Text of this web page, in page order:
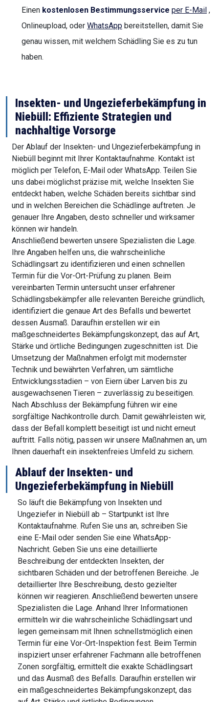
Einen kostenlosen Bestimmungsservice per E-Mail ,
Onlineupload, oder WhatsApp bereitstellen, damit Sie
genau wissen, mit welchem Schädling Sie es zu tun
haben.
Insekten- und Ungezieferbekämpfung in
Niebüll: Effiziente Strategien und
nachhaltige Vorsorge
Der Ablauf der Insekten- und Ungezieferbekämpfung in
Niebüll beginnt mit Ihrer Kontaktaufnahme. Kontakt ist
möglich per Telefon, E-Mail oder WhatsApp. Teilen Sie
uns dabei möglichst präzise mit, welche Insekten Sie
entdeckt haben, welche Schäden bereits sichtbar sind
und in welchen Bereichen die Schädlinge auftreten. Je
genauer Ihre Angaben, desto schneller und wirksamer
können wir handeln.
Anschließend bewerten unsere Spezialisten die Lage.
Ihre Angaben helfen uns, die wahrscheinliche
Schädlingsart zu identifizieren und einen schnellen
Termin für die Vor-Ort-Prüfung zu planen. Beim
vereinbarten Termin untersucht unser erfahrener
Schädlingsbekämpfer alle relevanten Bereiche gründlich,
identifiziert die genaue Art des Befalls und bewertet
dessen Ausmaß. Daraufhin erstellen wir ein
maßgeschneidertes Bekämpfungskonzept, das auf Art,
Stärke und örtliche Bedingungen zugeschnitten ist. Die
Umsetzung der Maßnahmen erfolgt mit modernster
Technik und bewährten Verfahren, um sämtliche
Entwicklungsstadien – von Eiern über Larven bis zu
ausgewachsenen Tieren – zuverlässig zu beseitigen.
Nach Abschluss der Bekämpfung führen wir eine
sorgfältige Nachkontrolle durch. Damit gewährleisten wir,
dass der Befall komplett beseitigt ist und nicht erneut
auftritt. Falls nötig, passen wir unsere Maßnahmen an, um
Ihnen dauerhaft ein insektenfreies Umfeld zu sichern.
Ablauf der Insekten- und
Ungezieferbekämpfung in Niebüll
So läuft die Bekämpfung von Insekten und
Ungeziefer in Niebüll ab – Startpunkt ist Ihre
Kontaktaufnahme. Rufen Sie uns an, schreiben Sie
eine E-Mail oder senden Sie eine WhatsApp-
Nachricht. Geben Sie uns eine detaillierte
Beschreibung der entdeckten Insekten, der
sichtbaren Schäden und der betroffenen Bereiche. Je
detaillierter Ihre Beschreibung, desto gezielter
können wir reagieren. Anschließend bewerten unsere
Spezialisten die Lage. Anhand Ihrer Informationen
ermitteln wir die wahrscheinliche Schädlingsart und
legen gemeinsam mit Ihnen schnellstmöglich einen
Termin für eine Vor-Ort-Inspektion fest. Beim Termin
inspiziert unser erfahrener Fachmann alle betroffenen
Zonen sorgfältig, ermittelt die exakte Schädlingsart
und das Ausmaß des Befalls. Daraufhin erstellen wir
ein maßgeschneidertes Bekämpfungskonzept, das